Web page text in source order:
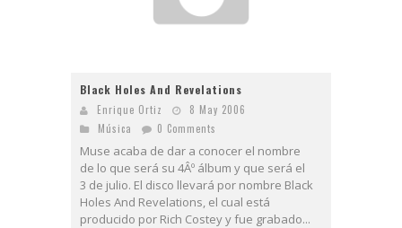
Black Holes And Revelations
Enrique Ortiz
8 May 2006
Música
0 Comments
Muse acaba de dar a conocer el nombre
de lo que será su 4Âº álbum y que será el
3 de julio. El disco llevará por nombre Black
Holes And Revelations, el cual está
producido por Rich Costey y fue grabado...